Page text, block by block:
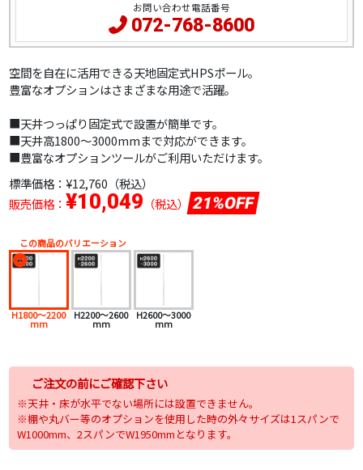
空間を自在に活用できる天地固定式HPSポール。
豊富なオプションはさまざまな用途で活躍。
■天井つっぱり固定式で設置が簡単です。
■天井高1800～3000mmまで対応ができます。
■豊富なオプションツールがご利用いただけます。
標準価格： ¥12,760（税込）
販売価格： ¥10,049 （税込） 21%OFF
この商品のバリエーション
H1800～2200
mm
H2200～2600
mm
H2600～3000
mm
ご注文の前にご確認下さい
※天井・床が水平でない場所には設置できません。
※棚や丸バー等のオプションを使用した時の外々サイズは1スパンで
W1000mm、2スパンでW1950mmとなります。
お問い合わせ電話番号
072-768-8600